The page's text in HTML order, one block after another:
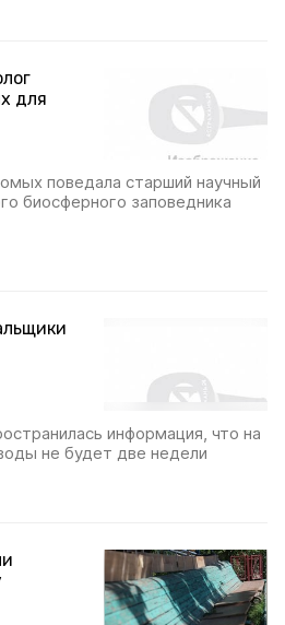
для
поведала старший научный
биосферного заповедника
информация, что на
не будет две недели